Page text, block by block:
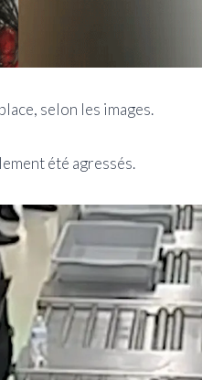
selon les images.
été agressés.